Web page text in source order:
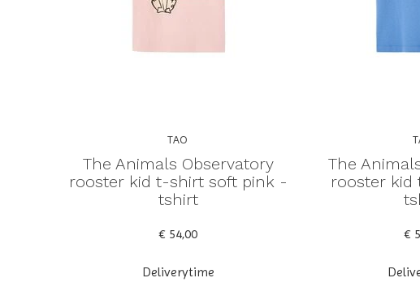
TAO
The Animals Observatory
rooster kid t-shirt soft pink -
tshirt
€ 54,00
Deliverytime
The
rooster
€